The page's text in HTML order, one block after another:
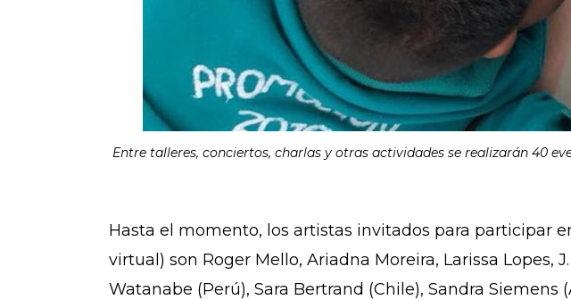
Entre talleres, conciertos, charlas y otras actividades se realizarán 40
Hasta el momento, los artistas invitados para participar
virtual) son Roger Mello, Ariadna Moreira, Larissa Lopes,
Watanabe (Perú), Sara Bertrand (Chile), Sandra